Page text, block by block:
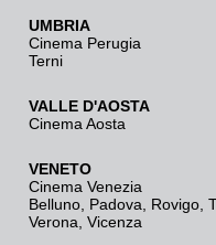
UMBRIA
Cinema Perugia
Terni
VALLE D'AOSTA
Cinema Aosta
VENETO
Cinema Venezia
Belluno Padova Rovigo
Verona Vicenza